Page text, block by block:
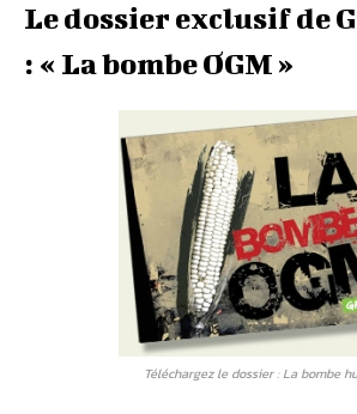
Le dossier exclusif de
: « La bombe OGM »
Téléchargez le dossier : La bombe